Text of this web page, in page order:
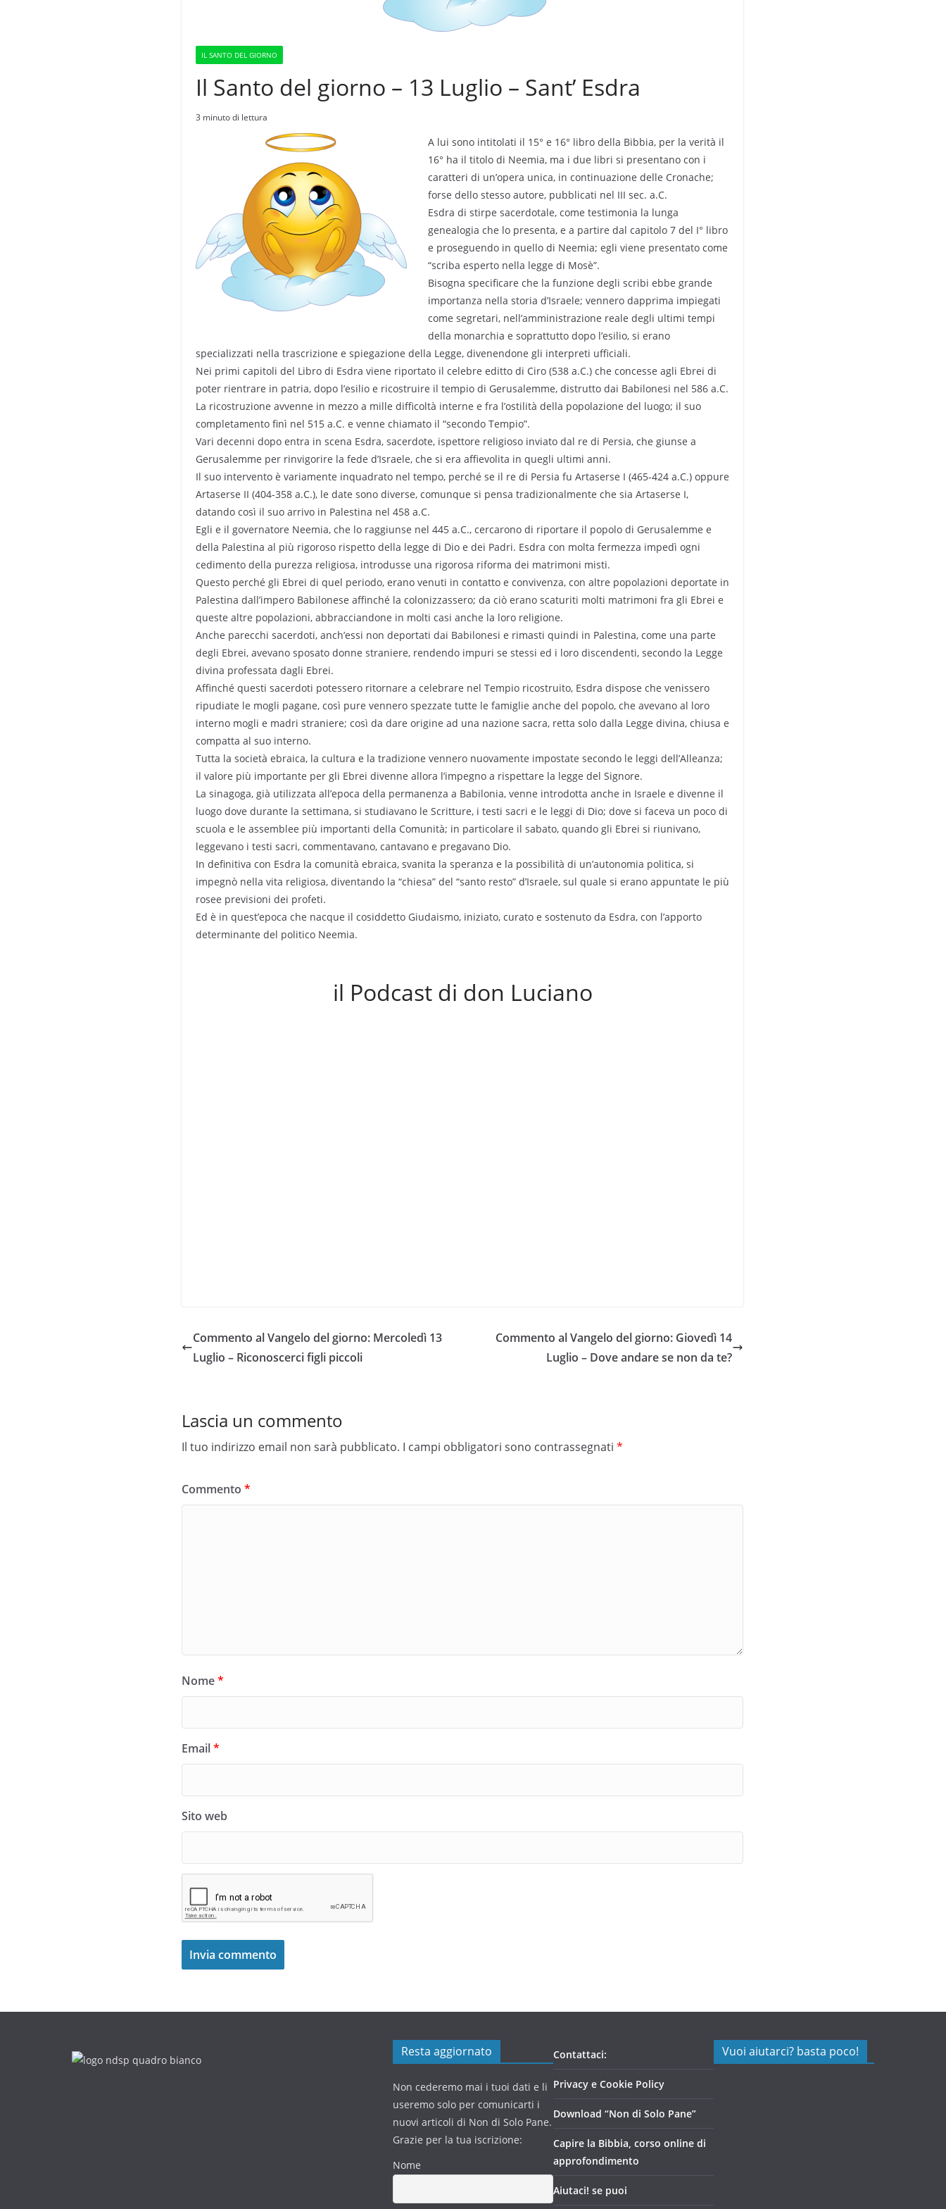
IL SANTO DEL GIORNO
Il Santo del giorno – 13 Luglio – Sant’ Esdra
3 minuto di lettura
A lui sono intitolati il 15° e 16° libro della Bibbia, per la verità il
16° ha il titolo di Neemia, ma i due libri si presentano con i
caratteri di un’opera unica, in continuazione delle Cronache;
forse dello stesso autore, pubblicati nel III sec. a.C.
Esdra di stirpe sacerdotale, come testimonia la lunga
genealogia che lo presenta, e a partire dal capitolo 7 del I° libro
e proseguendo in quello di Neemia; egli viene presentato come
“scriba esperto nella legge di Mosè”.
Bisogna specificare che la funzione degli scribi ebbe grande
importanza nella storia d’Israele; vennero dapprima impiegati
come segretari, nell’amministrazione reale degli ultimi tempi
della monarchia e soprattutto dopo l’esilio, si erano
specializzati nella trascrizione e spiegazione della Legge, divenendone gli interpreti ufficiali.
Nei primi capitoli del Libro di Esdra viene riportato il celebre editto di Ciro (538 a.C.) che concesse agli Ebrei di
poter rientrare in patria, dopo l’esilio e ricostruire il tempio di Gerusalemme, distrutto dai Babilonesi nel 586 a.C.
La ricostruzione avvenne in mezzo a mille difficoltà interne e fra l’ostilità della popolazione del luogo; il suo
completamento finì nel 515 a.C. e venne chiamato il “secondo Tempio”.
Vari decenni dopo entra in scena Esdra, sacerdote, ispettore religioso inviato dal re di Persia, che giunse a
Gerusalemme per rinvigorire la fede d’Israele, che si era affievolita in quegli ultimi anni.
Il suo intervento è variamente inquadrato nel tempo, perché se il re di Persia fu Artaserse I (465-424 a.C.) oppure
Artaserse II (404-358 a.C.), le date sono diverse, comunque si pensa tradizionalmente che sia Artaserse I,
datando così il suo arrivo in Palestina nel 458 a.C.
Egli e il governatore Neemia, che lo raggiunse nel 445 a.C., cercarono di riportare il popolo di Gerusalemme e
della Palestina al più rigoroso rispetto della legge di Dio e dei Padri. Esdra con molta fermezza impedì ogni
cedimento della purezza religiosa, introdusse una rigorosa riforma dei matrimoni misti.
Questo perché gli Ebrei di quel periodo, erano venuti in contatto e convivenza, con altre popolazioni deportate in
Palestina dall’impero Babilonese affinché la colonizzassero; da ciò erano scaturiti molti matrimoni fra gli Ebrei e
queste altre popolazioni, abbracciandone in molti casi anche la loro religione.
Anche parecchi sacerdoti, anch’essi non deportati dai Babilonesi e rimasti quindi in Palestina, come una parte
degli Ebrei, avevano sposato donne straniere, rendendo impuri se stessi ed i loro discendenti, secondo la Legge
divina professata dagli Ebrei.
Affinché questi sacerdoti potessero ritornare a celebrare nel Tempio ricostruito, Esdra dispose che venissero
ripudiate le mogli pagane, così pure vennero spezzate tutte le famiglie anche del popolo, che avevano al loro
interno mogli e madri straniere; così da dare origine ad una nazione sacra, retta solo dalla Legge divina, chiusa e
compatta al suo interno.
Tutta la società ebraica, la cultura e la tradizione vennero nuovamente impostate secondo le leggi dell’Alleanza;
il valore più importante per gli Ebrei divenne allora l’impegno a rispettare la legge del Signore.
La sinagoga, già utilizzata all’epoca della permanenza a Babilonia, venne introdotta anche in Israele e divenne il
luogo dove durante la settimana, si studiavano le Scritture, i testi sacri e le leggi di Dio; dove si faceva un poco di
scuola e le assemblee più importanti della Comunità; in particolare il sabato, quando gli Ebrei si riunivano,
leggevano i testi sacri, commentavano, cantavano e pregavano Dio.
In definitiva con Esdra la comunità ebraica, svanita la speranza e la possibilità di un’autonomia politica, si
impegnò nella vita religiosa, diventando la “chiesa” del “santo resto” d’Israele, sul quale si erano appuntate le più
rosee previsioni dei profeti.
Ed è in quest’epoca che nacque il cosiddetto Giudaismo, iniziato, curato e sostenuto da Esdra, con l’apporto
determinante del politico Neemia.
il Podcast di don Luciano
Commento al Vangelo del giorno: Mercoledì 13
Luglio – Riconoscerci figli piccoli
Commento al Vangelo del giorno: Giovedì 14
Luglio – Dove andare se non da te?
Lascia un commento
Il tuo indirizzo email non sarà pubblicato. I campi obbligatori sono contrassegnati *
Commento *
Nome*
Email*
Sito web
Resta aggiornato
Non cederemo mai i tuoi dati e li
useremo solo per comunicarti i
nuovi articoli di Non di Solo Pane.
Grazie per la tua iscrizione:
Nome
Contattaci:
Privacy e Cookie Policy
Download “Non di Solo Pane”
Capire la Bibbia, corso online di
approfondimento
Aiutaci! se puoi
Vuoi aiutarci? basta poco!